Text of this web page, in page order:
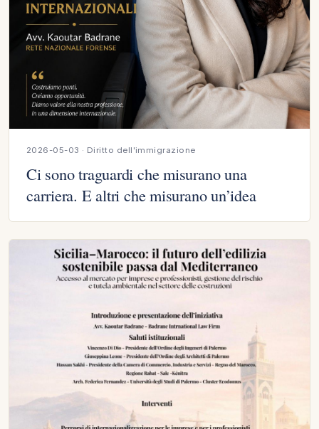
2026-05-03 · Diritto dell'immigrazione
Ci sono traguardi che misurano una
carriera. E altri che misurano un’idea